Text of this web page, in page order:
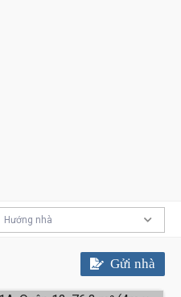
Hướng nhà
Gửi nhà